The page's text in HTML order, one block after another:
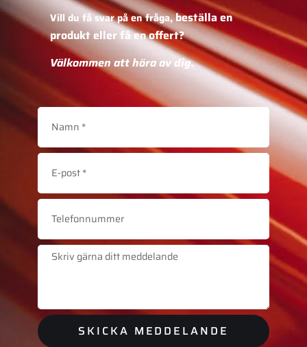
Vill du få svar på en fråga,beställa en
produkt eller få en offert?
Välkommen att höra av dig.
SKICKA MEDDELANDE